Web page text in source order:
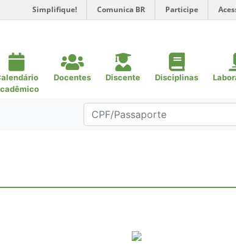
Simplifique! Comunica BR Participe
Docentes Discente Disciplinas